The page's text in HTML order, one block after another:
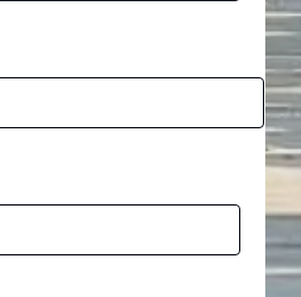
e
s
s
a
g
e